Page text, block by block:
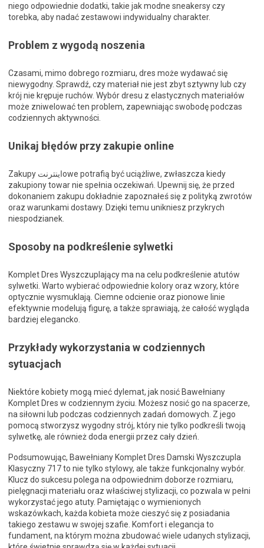
niego odpowiednie dodatki, takie jak modne sneakersy czy
torebka, aby nadać zestawowi indywidualny charakter.
Problem z wygodą noszenia
Czasami, mimo dobrego rozmiaru, dres może wydawać się
niewygodny. Sprawdź, czy materiał nie jest zbyt sztywny lub czy
krój nie krępuje ruchów. Wybór dresu z elastycznych materiałów
może zniwelować ten problem, zapewniając swobodę podczas
codziennych aktywności.
Unikaj błędów przy zakupie online
Zakupy اینترنتowe potrafią być uciążliwe, zwłaszcza kiedy
zakupiony towar nie spełnia oczekiwań. Upewnij się, że przed
dokonaniem zakupu dokładnie zapoznałeś się z polityką zwrotów
oraz warunkami dostawy. Dzięki temu unikniesz przykrych
niespodzianek.
Sposoby na podkreślenie sylwetki
Komplet Dres Wyszczuplający ma na celu podkreślenie atutów
sylwetki. Warto wybierać odpowiednie kolory oraz wzory, które
optycznie wysmuklają. Ciemne odcienie oraz pionowe linie
efektywnie modelują figurę, a także sprawiają, że całość wygląda
bardziej elegancko.
Przykłady wykorzystania w codziennych
sytuacjach
Niektóre kobiety mogą mieć dylemat, jak nosić Bawełniany
Komplet Dres w codziennym życiu. Możesz nosić go na spacerze,
na siłowni lub podczas codziennych zadań domowych. Z jego
pomocą stworzysz wygodny strój, który nie tylko podkreśli twoją
sylwetkę, ale również doda energii przez cały dzień.
Podsumowując, Bawełniany Komplet Dres Damski Wyszczupla
Klasyczny 717 to nie tylko stylowy, ale także funkcjonalny wybór.
Klucz do sukcesu polega na odpowiednim doborze rozmiaru,
pielęgnacji materiału oraz właściwej stylizacji, co pozwala w pełni
wykorzystać jego atuty. Pamiętając o wymienionych
wskazówkach, każda kobieta może cieszyć się z posiadania
takiego zestawu w swojej szafie. Komfort i elegancja to
fundament, na którym można zbudować wiele udanych stylizacji,